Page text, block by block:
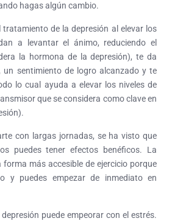
hagas algún cambio.
tratamiento de la depresión al elevar los
a levantar el ánimo, reduciendo el
la hormona de la depresión), te da
un sentimiento de logro alcanzado y te
lo cual ayuda a elevar los niveles de
que se considera como clave en
con largas jornadas, se ha visto que
puedes tener efectos benéficos. La
más accesible de ejercicio porque
y puedes empezar de inmediato en
depresión puede empeorar con el estrés.